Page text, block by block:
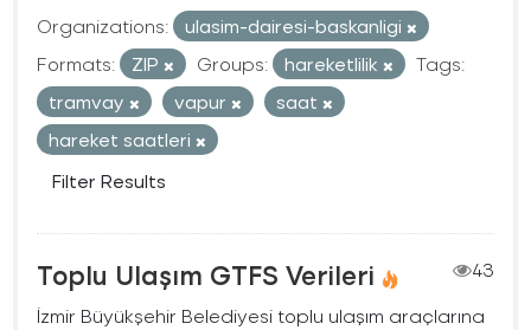
Organizations:
ulasim-dairesi-baskanligi
Formats:
ZIP Groups: hareketlilik
Tags:
tramvay
vapur
saat
hareket saatleri
Filter Results
Toplu Ulaşım GTFS Verileri
43
İzmir Büyükşehir Belediyesi toplu ulaşım araçlarına